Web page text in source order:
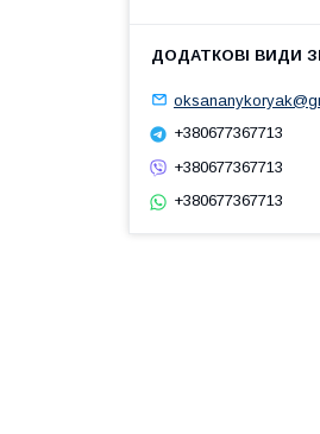
+380677367713
+380677367713
+380677367713